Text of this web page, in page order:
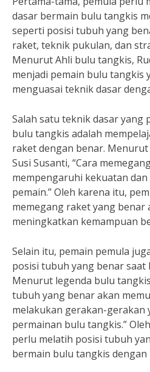
dasar bermain bulu tangkis
seperti posisi tubuh yang
raket, teknik pukulan, dan
Menurut Ahli bulu tangkis,
menjadi pemain bulu tangkis
menguasai teknik dasar
Salah satu teknik dasar yang
bulu tangkis adalah
raket dengan benar.
Susi Susanti, “Cara
mempengaruhi kekuatan
pemain.” Oleh karena itu,
memegang raket yang benar
meningkatkan kemampuan
Selain itu, pemain pemula
posisi tubuh yang benar
Menurut legenda bulu
tubuh yang benar akan
melakukan gerakan-gerakan
permainan bulu tangkis.”
perlu melatih posisi tubuh
bermain bulu tangkis dengan